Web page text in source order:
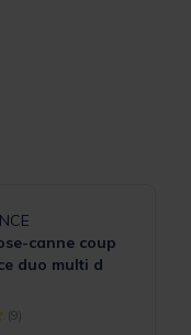
canne coup
duo multi d
out of 5 Customer
(9)